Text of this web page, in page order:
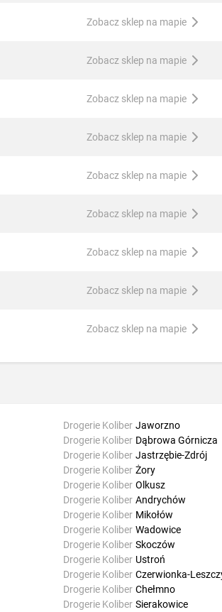
Zobacz sklep na mapie
Zobacz sklep na mapie
Zobacz sklep na mapie
Zobacz sklep na mapie
Zobacz sklep na mapie
Zobacz sklep na mapie
Zobacz sklep na mapie
Zobacz sklep na mapie
Zobacz sklep na mapie
Drogerie Koliber Jaworzno
Drogerie Koliber Dąbrowa Górnicza
Drogerie Koliber Jastrzębie-Zdrój
Drogerie Koliber Żory
Drogerie Koliber Olkusz
Drogerie Koliber Andrychów
Drogerie Koliber Mikołów
Drogerie Koliber Wadowice
Drogerie Koliber Skoczów
Drogerie Koliber Ustroń
Drogerie Koliber Czerwionka-
Drogerie Koliber Chełmno
Drogerie Koliber Sierakowice